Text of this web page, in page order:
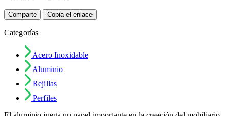
Comparte Copia el enlace
Categorías
Acero Inoxidable
Aluminio
Rejillas
Perfiles